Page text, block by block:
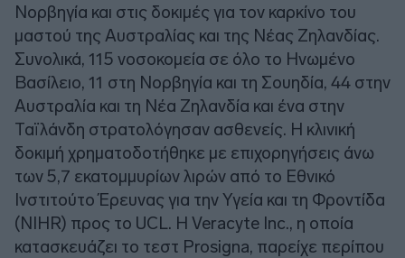
Νορβηγία και στις δοκιμές για τον καρκίνο του
μαστού της Αυστραλίας και της Νέας Ζηλανδίας.
Συνολικά, 115 νοσοκομεία σε όλο το Ηνωμένο
Βασίλειο, 11 στη Νορβηγία και τη Σουηδία, 44 στην
Αυστραλία και τη Νέα Ζηλανδία και ένα στην
Ταϊλάνδη στρατολόγησαν ασθενείς. Η κλινική
δοκιμή χρηματοδοτήθηκε με επιχορηγήσεις άνω
των 5,7 εκατομμυρίων λιρών από το Εθνικό
Ινστιτούτο Έρευνας για την Υγεία και τη Φροντίδα
(NIHR) προς το UCL. Η Veracyte Inc., η οποία
κατασκευάζει το τεστ Prosigna, παρείχε περίπου